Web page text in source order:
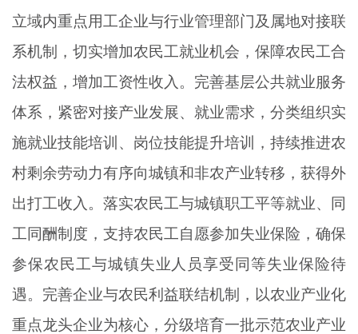
立域内重点用工企业与行业管理部门及属地对接联
系机制，切实增加农民工就业机会，保障农民工合
法权益，增加工资性收入。完善基层公共就业服务
体系，紧密对接产业发展、就业需求，分类组织实
施就业技能培训、岗位技能提升培训，持续推进农
村剩余劳动力有序向城镇和非农产业转移，获得外
出打工收入。落实农民工与城镇职工平等就业、同
工同酬制度，支持农民工自愿参加失业保险，确保
参保农民工与城镇失业人员享受同等失业保险待
遇。完善企业与农民利益联结机制，以农业产业化
重点龙头企业为核心，分级培育一批示范农业产业